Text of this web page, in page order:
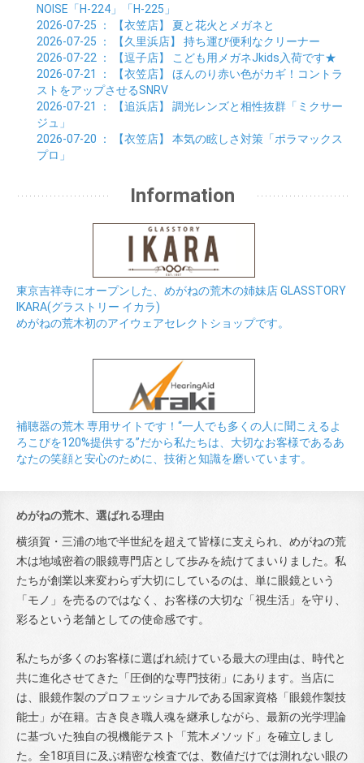
NOISE「H-224」「H-225」
2026-07-25 ： 【衣笠店】 夏と花火とメガネと
2026-07-25 ： 【久里浜店】 持ち運び便利なクリーナー
2026-07-22 ： 【逗子店】
こども用メガネJkids入荷です★
2026-07-21
： 【衣笠店】 ほんのり赤い色がカギ！コントラ
ストをアップさせるSNRV
2026-07-21
： 【追浜店】 調光レンズと相性抜群「ミクサー
ジュ」
2026-07-20 ： 【衣笠店】 本気の眩しさ対策「ポラマックス
プロ」
Information
東京吉祥寺にオープンした、めがねの荒木の姉妹店 GLASSTORY
IKARA(グラストリー イカラ)
めがねの荒木初のアイウェアセレクトショップです。
補聴器の荒木 専用サイトです！“一人でも多くの人に聞こえるよ
ろこびを120%提供する”だから私たちは、大切なお客様であるあ
なたの笑顔と安心のために、技術と知識を磨いています。
めがねの荒木、選ばれる理由
横須賀・三浦の地で半世紀を超えて皆様に支えられ、めがねの荒
木は地域密着の眼鏡専門店として歩みを続けてまいりました。私
たちが創業以来変わらず大切にしているのは、単に眼鏡という
「モノ」を売るのではなく、お客様の大切な「視生活」を守り、
彩るという老舗としての使命感です。
私たちが多くのお客様に選ばれ続けている最大の理由は、時代と
共に進化させてきた「圧倒的な専門技術」にあります。当店に
は、眼鏡作製のプロフェッショナルである国家資格「眼鏡作製技
能士」が在籍。古き良き職人魂を継承しながら、最新の光学理論
に基づいた独自の視機能テスト「荒木メソッド」を確立しまし
た。全18項目に及ぶ精密な検査では、数値だけでは測れない眼の